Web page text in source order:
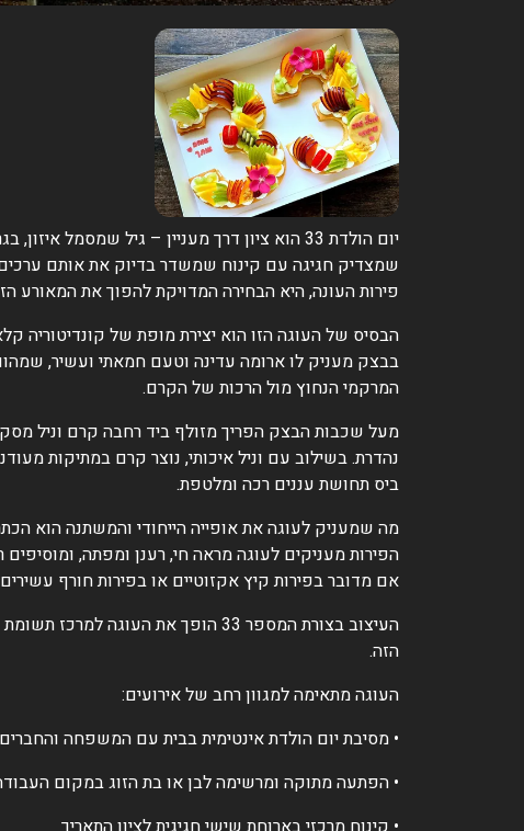
יום הולדת 33 הוא ציון דרך מעניין – גיל
פירות העונה, היא הבחירה המדויקת להפוך את המאורע
הבסיס של העוגה הזו הוא יצירת מופת של
בבצק מעניק לו ארומה עדינה וטעם חמאתי ועשיר,
המרקמי הנחוץ מול הרכות של הקרם.
מעל שכבות הבצק הפריך מזולף ביד רחבה קרם וניל
נהדרת. בשילוב עם וניל איכותי, נוצר קרם במתיקות
ביס תחושת עננים רכה ומלטפת.
מה שמעניק לעוגה את אופייה הייחודי והמשתנה הוא
הפירות מעניקים לעוגה מראה חי, רענן ומפתה,
אם מדובר בפירות קיץ אקזוטיים או בפירות חורף
העיצוב בצורת המספר 33 הופך את
הזה.
העוגה מתאימה למגוון רחב של אירועים:
• מסיבת יום הולדת אינטימית בבית עם המשפחה
• הפתעה מתוקה ומרשימה לבן או בת הזוג במקום